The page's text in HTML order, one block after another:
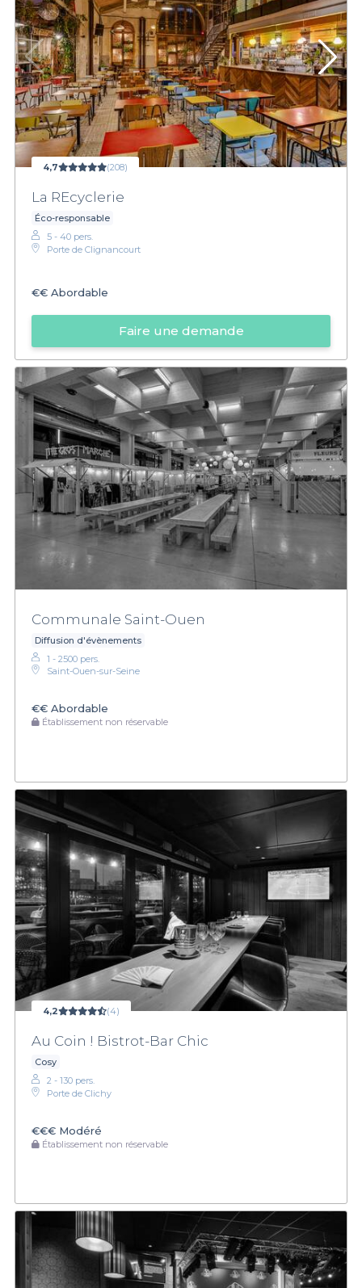
4,7 (208)
La REcyclerie
Éco-responsable
5 - 40 pers.
Porte de Clignancourt
€€ Abordable
Faire une demande
Communale Saint-Ouen
Diffusion d'évènements
1 - 2500 pers.
Saint-Ouen-sur-Seine
€€ Abordable
Établissement non réservable
4,2 (4)
Au Coin ! Bistrot-Bar Chic
Cosy
2 - 130 pers.
Porte de Clichy
€€€ Modéré
Établissement non réservable